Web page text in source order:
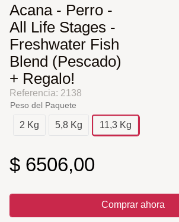
Acana - Perro -
All Life Stages -
Freshwater Fish
Blend (Pescado)
+ Regalo!
Referencia: 2138
Peso del Paquete
2 Kg 5,8 Kg 11,3 Kg
$ 6506,00
Comprar ahora